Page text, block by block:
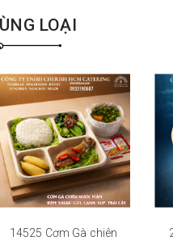
LOẠI
14525 Cơm Gà chiên